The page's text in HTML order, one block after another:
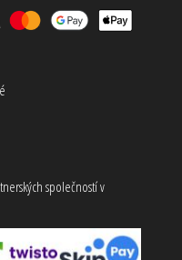
společností v